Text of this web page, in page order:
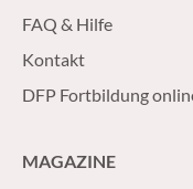
FAQ & Hilfe
Kontakt
DFP Fortbildung
MAGAZINE